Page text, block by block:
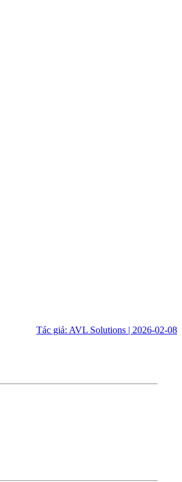
Tác giả: AVL Solutions | 2026-02-08